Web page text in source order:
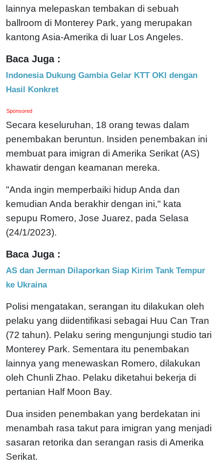
lainnya melepaskan tembakan di sebuah
ballroom di Monterey Park, yang merupakan
kantong Asia-Amerika di luar Los Angeles.
Baca Juga :
Indonesia Dukung Gambia Gelar KTT OKI dengan
Hasil Konkret
Sponsored
Secara keseluruhan, 18 orang tewas dalam
penembakan beruntun. Insiden penembakan ini
membuat para imigran di Amerika Serikat (AS)
khawatir dengan keamanan mereka.
"Anda ingin memperbaiki hidup Anda dan
kemudian Anda berakhir dengan ini," kata
sepupu Romero, Jose Juarez, pada Selasa
(24/1/2023).
Baca Juga :
AS dan Jerman Dilaporkan Siap Kirim Tank Tempur
ke Ukraina
Polisi mengatakan, serangan itu dilakukan oleh
pelaku yang diidentifikasi sebagai Huu Can Tran
(72 tahun). Pelaku sering mengunjungi studio tari
Monterey Park. Sementara itu penembakan
lainnya yang menewaskan Romero, dilakukan
oleh Chunli Zhao. Pelaku diketahui bekerja di
pertanian Half Moon Bay.
Dua insiden penembakan yang berdekatan ini
menambah rasa takut para imigran yang menjadi
sasaran retorika dan serangan rasis di Amerika
Serikat.